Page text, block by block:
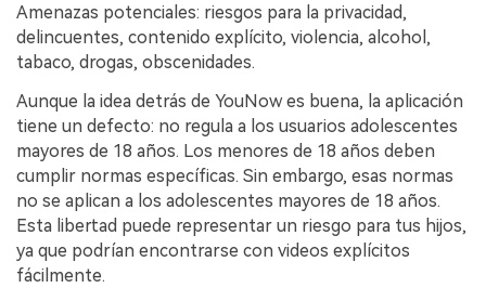
Amenazas potenciales: riesgos para la privacidad,
delincuentes, contenido explícito, violencia, alcohol,
tabaco, drogas, obscenidades.
Aunque la idea detrás de YouNow es buena, la aplicación
tiene un defecto: no regula a los usuarios adolescentes
mayores de 18 años. Los menores de 18 años deben
cumplir normas específicas. Sin embargo, esas normas
no se aplican a los adolescentes mayores de 18 años.
Esta libertad puede representar un riesgo para tus hijos,
ya que podrían encontrarse con videos explícitos
fácilmente.